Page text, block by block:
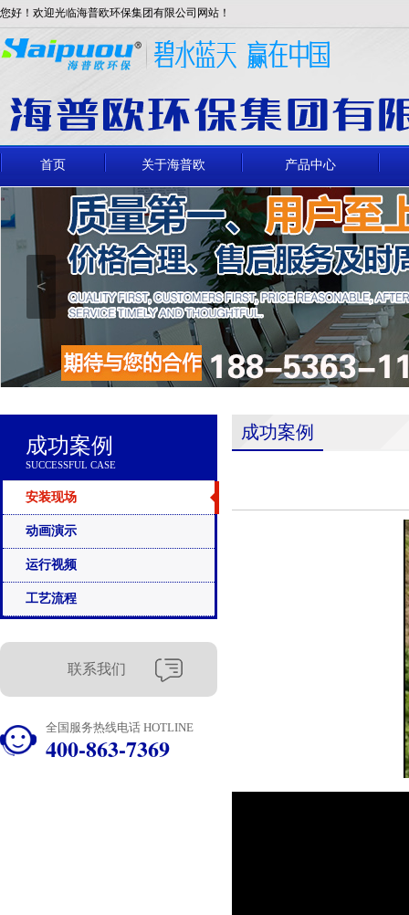
您好！欢迎光临海普欧环保集团有限公司网站！
首页 关于海普欧 产品中心
<
成功案例
SUCCESSFUL CASE
安装现场
动画演示
运行视频
工艺流程
联系我们
全国服务热线电话 HOTLINE
400-863-7369
成功案例